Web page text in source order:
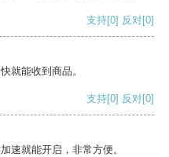
支持[0] 反对[0]
就能收到商品。
支持[0] 反对[0]
速就能开启，非常方便。